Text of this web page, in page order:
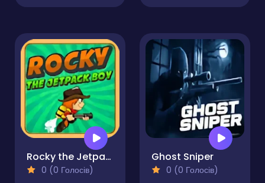
Rocky the Jetpack Boy
0 (0 Голосів)
Ghost Sniper
0 (0 Голосів)